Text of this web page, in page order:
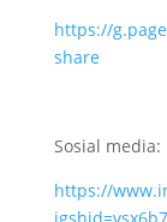
https://
share
Sosial media:
https://